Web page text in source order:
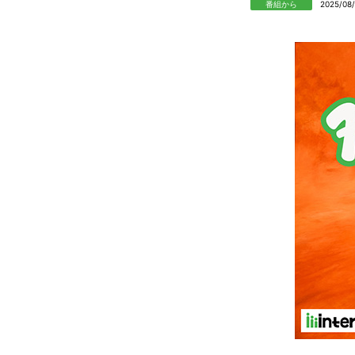
番組から 2025/08/